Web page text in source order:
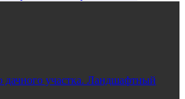
дачного участка. Ландшафтный